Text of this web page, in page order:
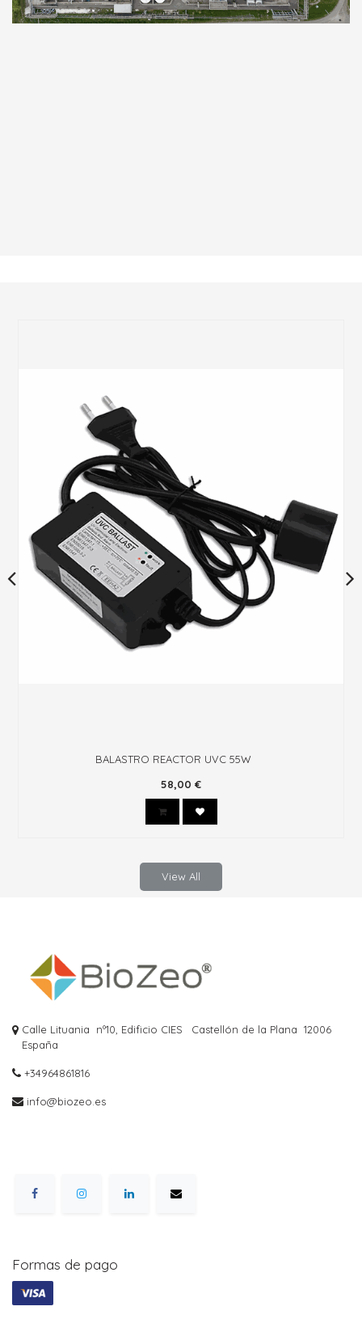
BioZeo® WATER de 0,5 a 1 mm, saco de 15 Kg
21,74€
View All
Calle Lituania nº10, Edificio CIES Castellón de la Plana 12006
España
+34964861816
info@biozeo.es
Formas de pago